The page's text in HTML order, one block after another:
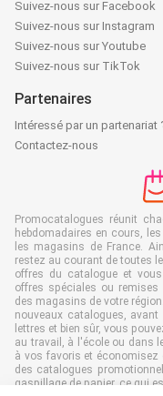
Suivez-nous sur Facebook
Suivez-nous sur Instagram
Suivez-nous sur Youtube
Suivez-nous sur TikTok
Partenaires
Intéressé par un partenariat
Contactez-nous
Promocatalogues réunit
hebdomadaires en cours,
les magasins de France.
restez au courant de toutes
offres du catalogue et
offres spéciales ou
des magasins de votre
nouveaux catalogues,
lettres et bien sûr, vous
au travail, à l'école ou dans
à vos favoris et économisez
des catalogues
gaspillage de papier, ce qui